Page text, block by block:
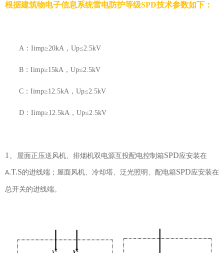
根据建筑物电子信息系统雷电防护等级SPD技术参数如下：
A ： Iimp≥20kA ， Up≤2.5kV
B： Iimp≥15kA ， Up≤2.5kV
C： Iimp≥12.5kA ， Up≤2.5kV
D： Iimp≥12.5kA ， Up≤2.5kV
1、 屋面正压送风机、排烟机双电源互投配电控制箱SPD应安装在
A.T.S的进线端；屋面风机、冷却塔、泛光照明、配电箱SPD应安装在
总开关的进线端。